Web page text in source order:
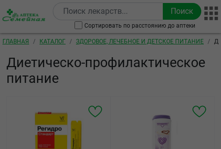
Сортировать по расстоянию до аптеки
Строка навигации
ГЛАВНАЯ КАТАЛОГ ЗДОРОВОЕ, ЛЕЧЕБНОЕ И ДЕТСКОЕ ПИТАНИЕ
Диетическо-профилактическое
питание